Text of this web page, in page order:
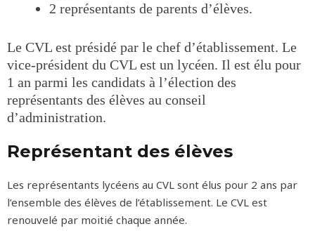
2 représentants de parents d’élèves.
Le CVL est présidé par le chef d’établissement. Le
vice-président du CVL est un lycéen. Il est élu pour
1 an parmi les candidats à l’élection des
représentants des élèves au conseil
d’administration.
Représentant des élèves
Les représentants lycéens au CVL sont élus pour 2 ans par
l’ensemble des élèves de l’établissement. Le CVL est
renouvelé par moitié chaque année.